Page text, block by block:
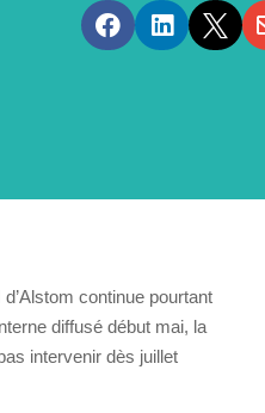
  
Alstom continue pourtant
diffusé début mai, la
intervenir dès juillet